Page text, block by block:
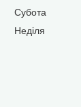
Субота
Неділя